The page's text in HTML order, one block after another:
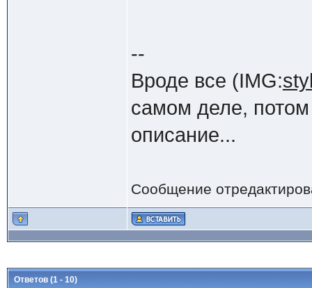
--
Вроде все (IMG:
самом деле,
описание...
Сообщение
Ответов (1 - 10)